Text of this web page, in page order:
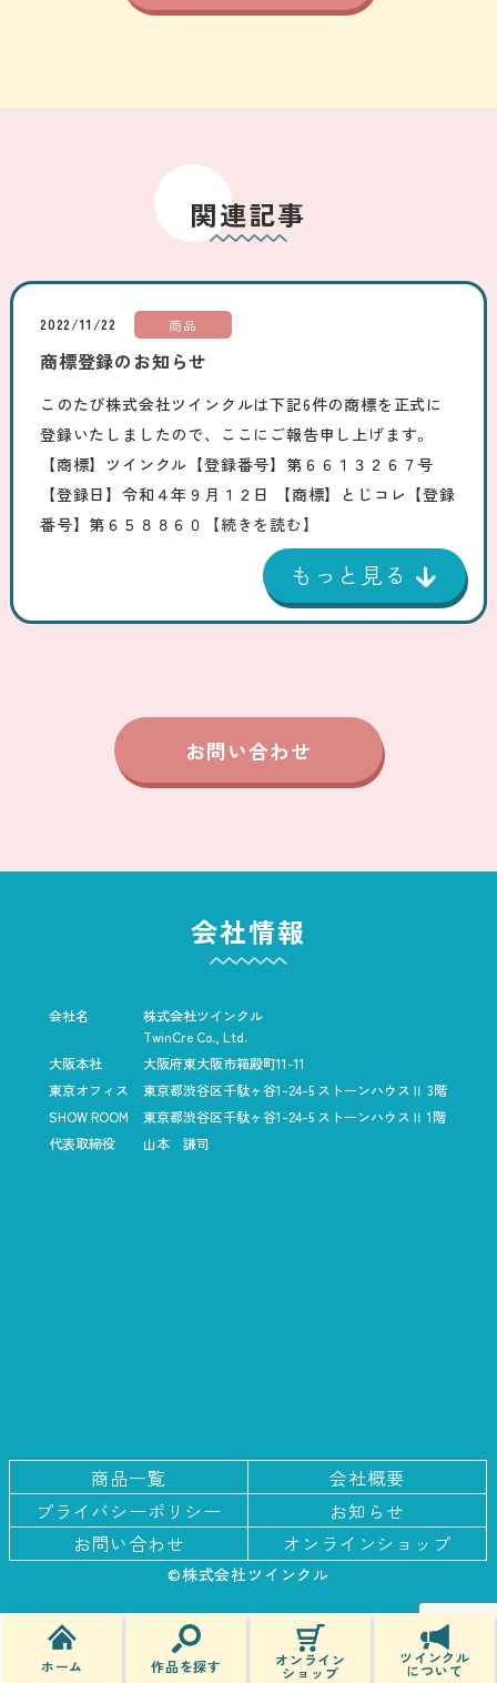
関連記事
2022/11/22 商品
商標登録のお知らせ
このたび株式会社ツインクルは下記6件の商標を正式に
登録いたしましたので、ここにご報告申し上げます。
【商標】ツインクル【登録番号】第６６１３２６７号
【登録日】令和４年９月１２日 【商標】とじコレ【登録
番号】第６５８８６０
【続きを読む】
お問い合わせ
ホーム 作品を探す オンライン
ショップ
ツインクル
について
会社情報
会社名
株式会社ツインクル
TwinCre Co., Ltd.
大阪本社
大阪府東大阪市箱殿町11-11
東京オフィス
東京都渋谷区千駄ヶ谷1-24-5 ストーンハウスⅡ 3階
SHOW ROOM
東京都渋谷区千駄ヶ谷1-24-5 ストーンハウスⅡ 1階
代表取締役
山本 謙司
商品一覧
会社概要
プライバシーポリシー
お知らせ
お問い合わせ
オンラインショップ
©株式会社ツインクル